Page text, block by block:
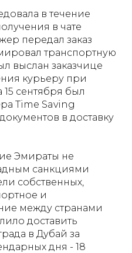
в течение
в чате
передал заказ
транспортную
выслан заказчице
курьеру при
сентября был
Time Saving
в доставку
Эмираты не
санкциями
собственных,
и
между странами
доставить
в Дубай за
дня - 18